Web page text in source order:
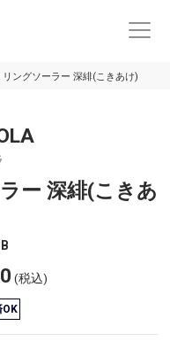
リングソーラー 深緋(こきあけ)
ー 深緋(こきあ
(税込)
OK